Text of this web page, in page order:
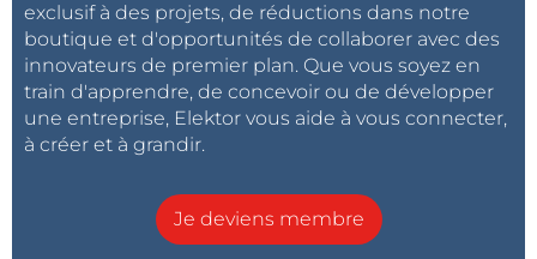
exclusif à des projets, de réductions dans notre
boutique et d'opportunités de collaborer avec des
innovateurs de premier plan. Que vous soyez en
train d'apprendre, de concevoir ou de développer
une entreprise, Elektor vous aide à vous connecter,
à créer et à grandir.
Je deviens membre